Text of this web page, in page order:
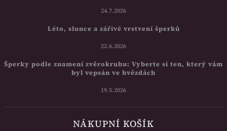
24.7.2026
Léto, slunce a zářivé vrstvení šperků
22.6.2026
Šperky podle znamení zvěrokruhu: Vyberte si ten, který vám
byl vepsán ve hvězdách
19.5.2026
NÁKUPNÍ KOŠÍK